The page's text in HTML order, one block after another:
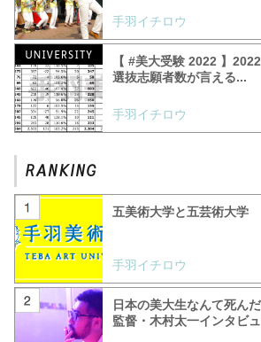
手羽イチロウ
【 #美大受験 2022 】
選抜志願者数が言える...
手羽イチロウ
五美術大学と五芸術大学
手羽イチロウ
日本の美大生なんて死ん
監督・木村太一インタビ